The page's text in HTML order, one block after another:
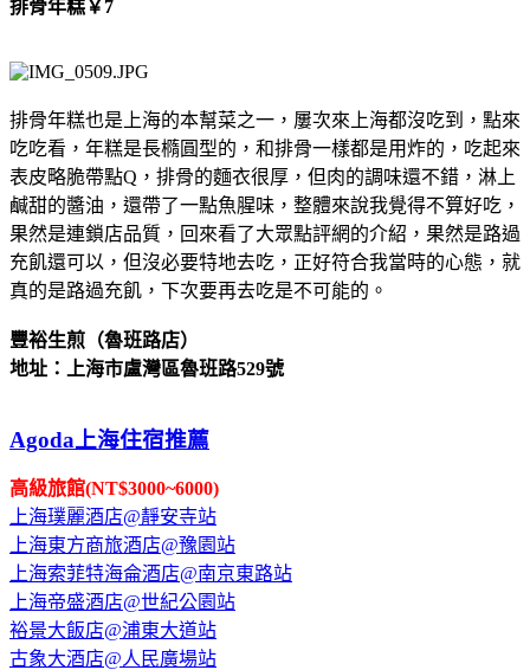
排骨年糕￥7
排骨年糕也是上海的本幫菜之一，屢次來上海都沒吃到，點來
吃吃看，年糕是長橢圓型的，和排骨一樣都是用炸的，吃起來
表皮略脆帶點Q，排骨的麵衣很厚，但肉的調味還不錯，淋上
鹹甜的醬油，還帶了一點魚腥味，整體來說我覺得不算好吃，
果然是連鎖店品質，回來看了大眾點評網的介紹，果然是路過
充飢還可以，但沒必要特地去吃，正好符合我當時的心態，就
真的是路過充飢，下次要再去吃是不可能的。
豐裕生煎（魯班路店）
地址：上海市盧灣區魯班路529號
Agoda上海住宿推薦
高級旅館(NT$3000~6000)
上海璞麗酒店@靜安寺站
上海東方商旅酒店@豫園站
上海索菲特海侖酒店@南京東路站
上海帝盛酒店@世紀公園站
裕景大飯店@浦東大道站
古象大酒店@人民廣場站